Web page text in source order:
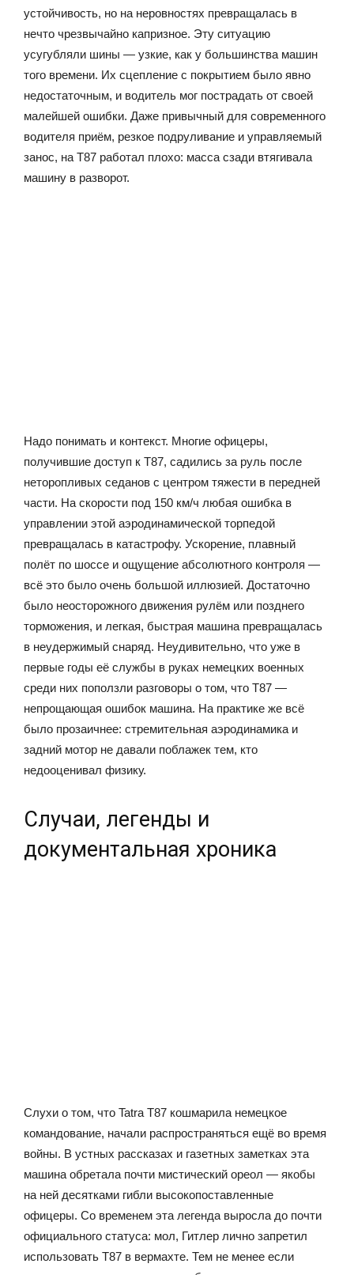
устойчивость, но на неровностях превращалась в
нечто чрезвычайно капризное. Эту ситуацию
усугубляли шины — узкие, как у большинства машин
того времени. Их сцепление с покрытием было явно
недостаточным, и водитель мог пострадать от своей
малейшей ошибки. Даже привычный для современного
водителя приём, резкое подруливание и управляемый
занос, на T87 работал плохо: масса сзади втягивала
машину в разворот.
Надо понимать и контекст. Многие офицеры,
получившие доступ к T87, садились за руль после
неторопливых седанов с центром тяжести в передней
части. На скорости под 150 км/ч любая ошибка в
управлении этой аэродинамической торпедой
превращалась в катастрофу. Ускорение, плавный
полёт по шоссе и ощущение абсолютного контроля —
всё это было очень большой иллюзией. Достаточно
было неосторожного движения рулём или позднего
торможения, и легкая, быстрая машина превращалась
в неудержимый снаряд. Неудивительно, что уже в
первые годы её службы в руках немецких военных
среди них поползли разговоры о том, что T87 —
непрощающая ошибок машина. На практике же всё
было прозаичнее: стремительная аэродинамика и
задний мотор не давали поблажек тем, кто
недооценивал физику.
Случаи, легенды и
документальная хроника
Слухи о том, что Tatra T87 кошмарила немецкое
командование, начали распространяться ещё во время
войны. В устных рассказах и газетных заметках эта
машина обретала почти мистический ореол — якобы
на ней десятками гибли высокопоставленные
офицеры. Со временем эта легенда выросла до почти
официального статуса: мол, Гитлер лично запретил
использовать T87 в вермахте. Тем не менее если